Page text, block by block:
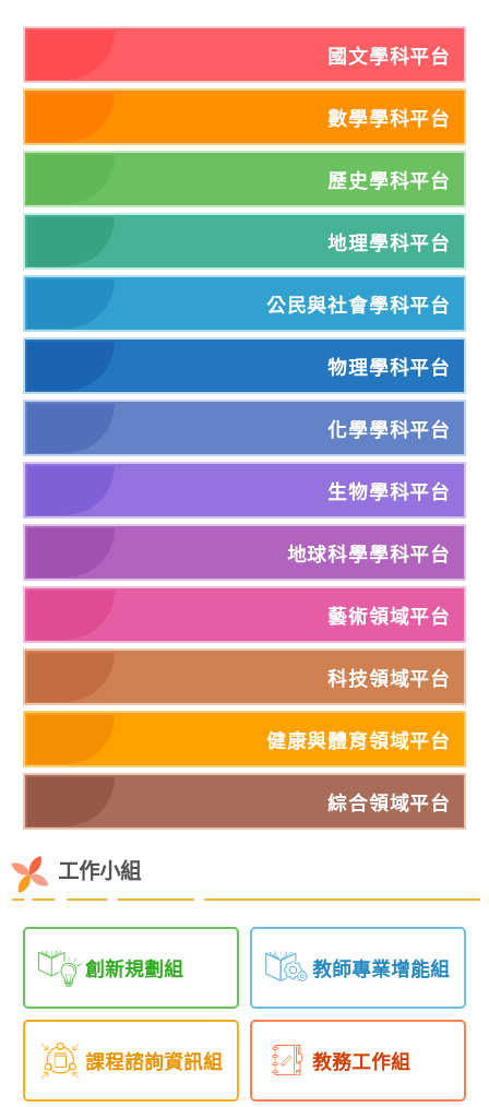
國文學科平台
數學學科平台
歷史學科平台
地理學科平台
公民與社會學科平台
物理學科平台
化學學科平台
生物學科平台
地球科學學科平台
藝術領域平台
科技領域平台
健康與體育領域平台
綜合領域平台
工作小組
創新規劃組 教師專業增能組
課程諮詢資訊組 教務工作組